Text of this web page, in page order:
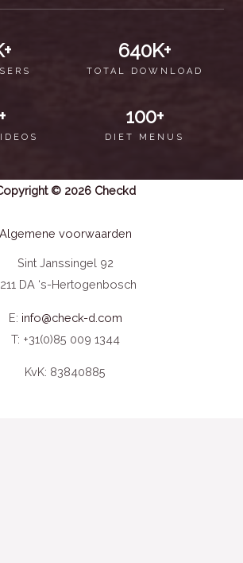
640K+
TOTAL DOWNLOAD
100+
DIET MENUS
© 2026 Checkd
Algemene voorwaarden
Sint Janssingel 92
DA ‘s-Hertogenbosch
E: info@check-d.com
T: +31(0)85 009 1344
KvK: 83840885